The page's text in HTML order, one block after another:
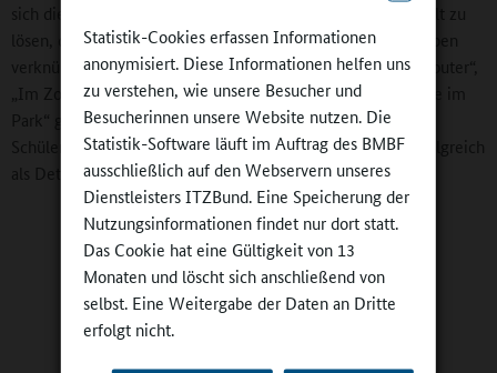
Statistik-Cookies erfassen Informationen
anonymisiert. Diese Informationen helfen uns
zu verstehen, wie unsere Besucher und
Besucherinnen unsere Website nutzen. Die
Statistik-Software läuft im Auftrag des BMBF
ausschließlich auf den Webservern unseres
Dienstleisters ITZBund. Eine Speicherung der
Nutzungsinformationen findet nur dort statt.
Das Cookie hat eine Gültigkeit von 13
Monaten und löscht sich anschließend von
selbst. Eine Weitergabe der Daten an Dritte
erfolgt nicht.
sich die Kinder daran, Fälle mit Bezügen zu ihrer Lebenswelt zu
lösen, die allesamt das Lesen erfordern oder mit Leseaufgaben
verknüpft sind. In Fällen wie „Computervirus auf Schulcomputer“,
„Im Zoo ist ein Tier verschwunden“ oder „Taschendiebstähle im
Park“ geschieht das Lesen quasi nebenbei, während die
Schülerinnen und Schüler den Ehrgeiz entwickeln, sich erfolgreich
als Detektive zu bewähren.